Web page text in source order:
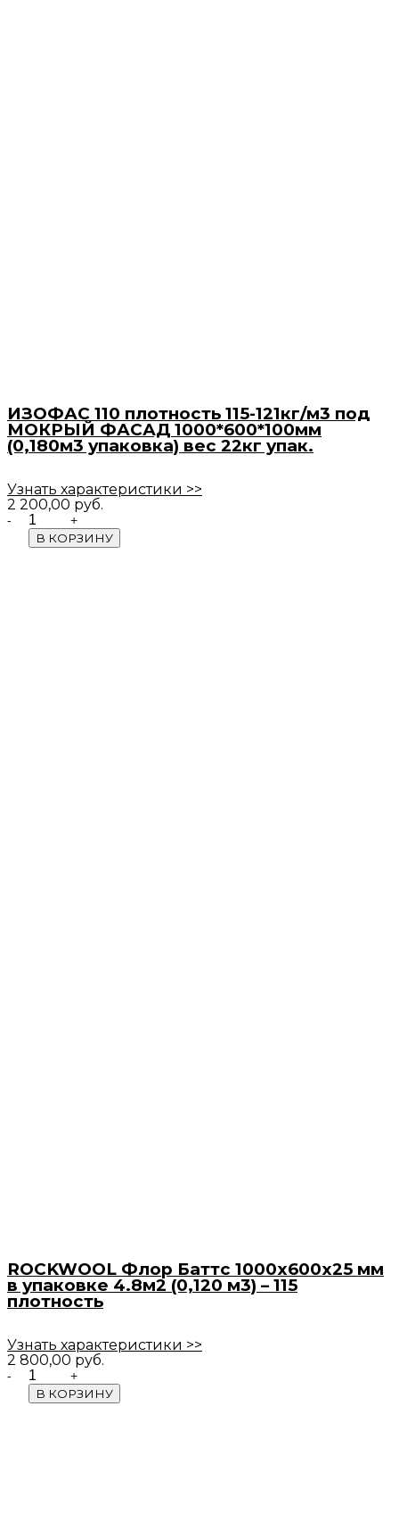
ИЗОФАС 110 плотность 115-121кг/м3 под
МОКРЫЙ ФАСАД 1000*600*100мм
(0,180м3 упаковка) вес 22кг упак.
Узнать характеристики >>
2 200,00 руб.
Quantity
В КОРЗИНУ
ROCKWOOL Флор Баттс 1000х600х25 мм
в упаковке 4.8м2 (0,120 м3) – 115
плотность
Узнать характеристики >>
2 800,00 руб.
Quantity
В КОРЗИНУ